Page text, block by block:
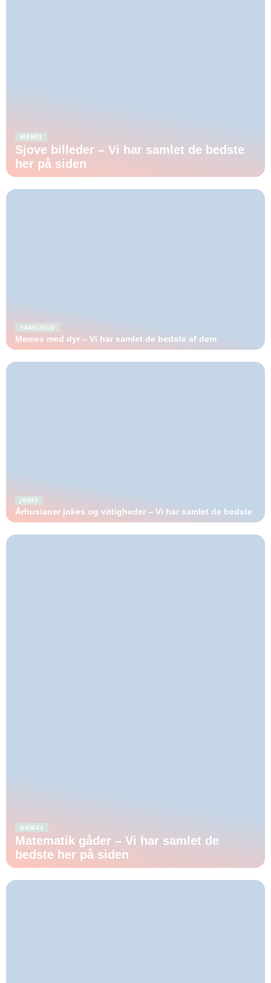
MEMES
Sjove billeder – Vi har samlet de bedste
her på siden
FAMILIELIV
Memes med dyr – Vi har samlet de bedste af dem
JOKES
Århusianer jokes og vittigheder – Vi har samlet de bedste
GUIDES
Matematik gåder – Vi har samlet de
bedste her på siden